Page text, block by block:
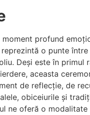
moment profund
o punte
Deși este în primul
aceasta
de reflecție, de
obiceiurile și
ne oferă o